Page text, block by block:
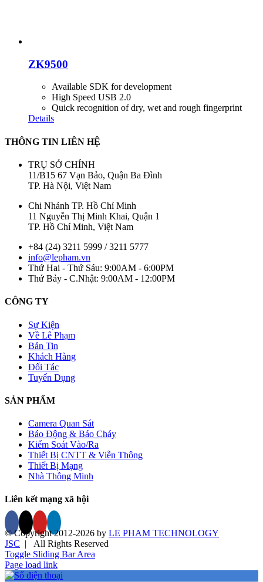
ZK9500
Available SDK for development
High Speed USB 2.0
Quick recognition of dry, wet and rough fingerprint
Details
THÔNG TIN LIÊN HỆ
TRỤ SỞ CHÍNH
11/B15 67 Vạn Bảo, Quận Ba Đình
TP. Hà Nội, Việt Nam
Chi Nhánh TP. Hồ Chí Minh
11 Nguyễn Thị Minh Khai, Quận 1
TP. Hồ Chí Minh, Việt Nam
+84 (24) 3211 5999 / 3211 5777
info@lepham.vn
Thứ Hai - Thứ Sáu: 9:00AM - 6:00PM
Thứ Bảy - C.Nhật: 9:00AM - 12:00PM
CÔNG TY
Sự Kiện
Về Lê Phạm
Bản Tin
Khách Hàng
Đối Tác
Tuyển Dụng
SẢN PHẨM
Camera Quan Sát
Báo Động & Báo Cháy
Kiểm Soát Vào/Ra
Thiết Bị CNTT & Viễn Thông
Thiết Bị Mạng
Nhà Thông Minh
Liên kết mạng xã hội
© Copyright 2012-2026 by LE PHAM TECHNOLOGY
JSC | All Rights Reserved
Toggle Sliding Bar Area
Page load link